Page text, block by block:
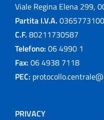
Viale Regina Elena 299,
Partita I.V.A.
C.F. 80211730587
Telefono: 06 4990 1
Fax: 06 4938 7118
PEC:
PRIVACY